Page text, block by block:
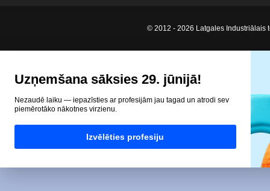
© 2012 - 2026 Latgales Industriālais
Uzņemšana sāksies 29. jūnijā!
Nezaudē laiku — iepazīsties ar profesijām jau tagad un atrodi sev
piemērotāko nākotnes virzienu.
Izvēlēties profesiju